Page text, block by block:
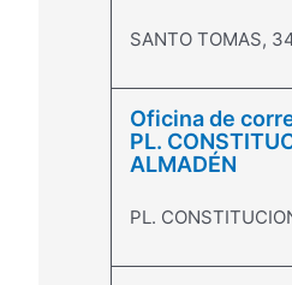
SANTO TOMAS,
Oficina de
PL.
ALMADÉN
PL.